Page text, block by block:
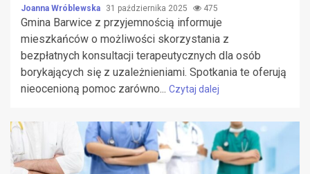
Joanna Wróblewska 31 października 2025 475
Gmina Barwice z przyjemnością informuje
mieszkańców o możliwości skorzystania z
bezpłatnych konsultacji terapeutycznych dla osób
borykających się z uzależnieniami. Spotkania te oferują
nieocenioną pomoc zarówno... Czytaj dalej